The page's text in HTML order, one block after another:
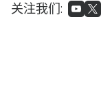
关注我们: